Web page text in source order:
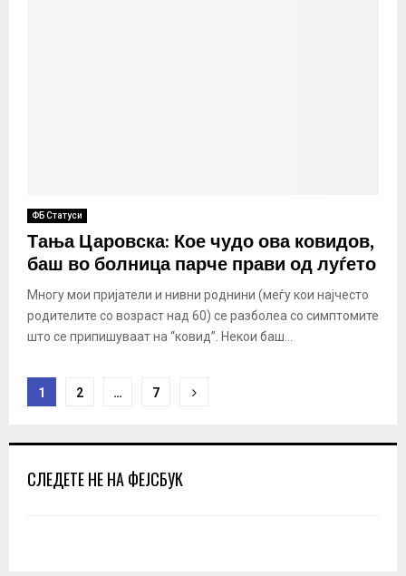
ФБ Статуси
Тања Царовска: Кое чудо ова ковидов,
баш во болница парче прави од луѓето
Многу мои пријатели и нивни роднини (меѓу кои најчесто
родителите со возраст над 60) се разболеа со симптомите
што се припишуваат на “ковид”. Некои баш...
Posts
1 2 … 7
СЛЕДЕТЕ НЕ НА ФЕЈСБУК